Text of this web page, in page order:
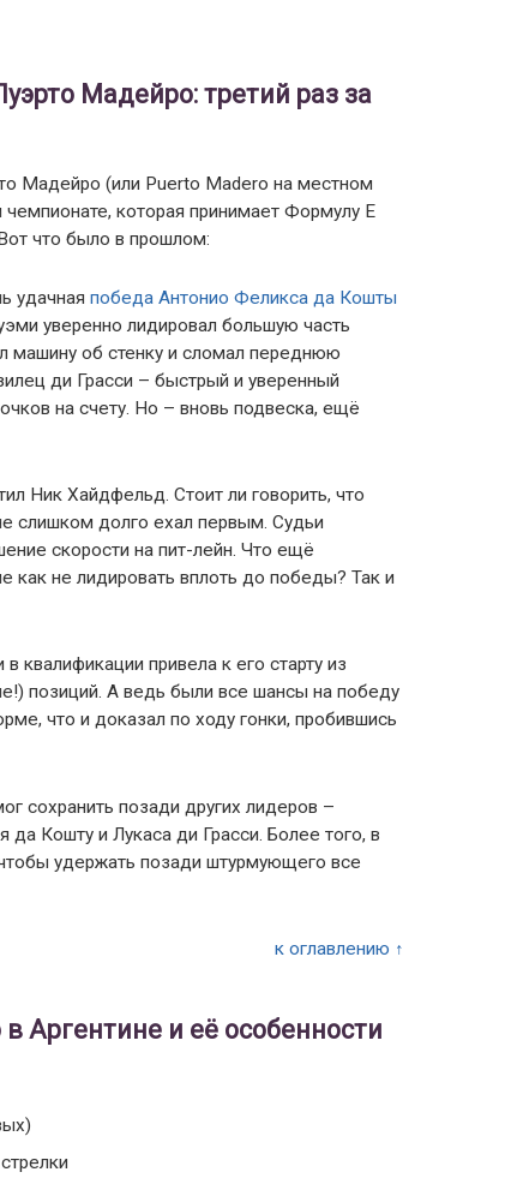
Мадейро: третий раз за
Мадейро (или Puerto Madero на местном
которая принимает Формулу Е
что было в прошлом:
удачнаяпобеда Антонио Феликса да Кошты
уверенно лидировал большую часть
машину об стенку и сломал переднюю
ди Грасси – быстрый и уверенный
на счету. Но – вновь подвеска, ещё
Ник Хайдфельд. Стоит ли говорить, что
слишком долго ехал первым. Судьи
скорости на пит-лейн. Что ещё
как не лидировать вплоть до победы? Так и
квалификации привела к его старту из
позиций. А ведь были все шансы на победу
что и доказал по ходу гонки, пробившись
сохранить позади других лидеров –
да Кошту и Лукаса ди Грасси. Более того, в
удержать позади штурмующего все
к оглавлению ↑
Аргентине и её особенности